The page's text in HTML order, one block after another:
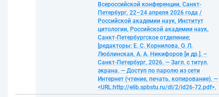
Всероссийской конференции, Санкт-
Петербург, 22–24 апреля 2026 года /
Российской академии наук, Институт
цитологии, Российской академии наук,
Санкт-Петербургское отделение;
[редакторы: Е. С. Корнилова, О. Л.
Люблинская, А. А. Никифоров [и др.]. –
Санкт-Петербург, 2026. — Загл. с титул.
экрана. — Доступ по паролю из сети
Интернет (чтение, печать, копирование). —
<URL:http://elib.spbstu.ru/dl/2/id26-72.pdf>.